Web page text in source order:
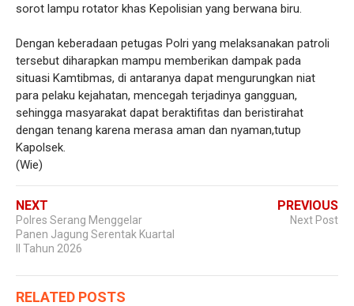
sorot lampu rotator khas Kepolisian yang berwana biru.
Dengan keberadaan petugas Polri yang melaksanakan patroli
tersebut diharapkan mampu memberikan dampak pada
situasi Kamtibmas, di antaranya dapat mengurungkan niat
para pelaku kejahatan, mencegah terjadinya gangguan,
sehingga masyarakat dapat beraktifitas dan beristirahat
dengan tenang karena merasa aman dan nyaman,tutup
Kapolsek.
(Wie)
NEXT
Polres Serang Menggelar
Panen Jagung Serentak Kuartal
II Tahun 2026
PREVIOUS
Next Post
RELATED POSTS